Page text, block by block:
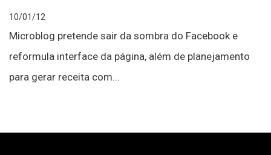
10/01/12
Microblog pretende sair da sombra do Facebook e
reformula interface da página, além de planejamento
para gerar receita com...